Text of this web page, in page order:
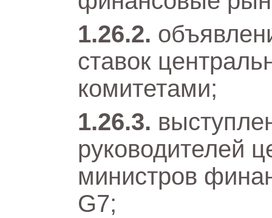
ставок
комитетами;
руководителей
министров
G7;